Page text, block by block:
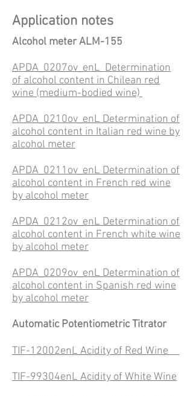
Application notes
Alcohol meter ALM-155
APDA_0207ov_enL Determination
of alcohol content in Chilean red
wine (medium-bodied wine)
APDA_0210ov_enL Determination of
alcohol content in Italian red wine by
alcohol meter
APDA_0211ov_enL Determination of
alcohol content in French red wine
by alcohol meter
APDA_0212ov_enL Determination of
alcohol content in French white wine
by alcohol meter
APDA_0209ov_enL Determination of
alcohol content in Spanish red wine
by alcohol meter
Automatic Potentiometric Titrator
TIF-12002enL Acidity of Red Wine
TIF-99304enL Acidity of White Wine